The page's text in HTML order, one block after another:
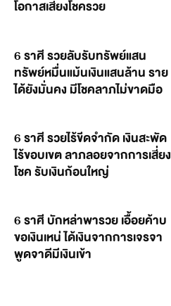
โอกาสเสี่ยงโชครวย
6 ราศี รวยลับรับทรัพย์แสน
ทรัพย์หมื่นแม้นเงินแสนล้าน ราย
ได้ยังมั่นคง มีโชคลาภไม่ขาดมือ
6 ราศี รวยไร้ขีดจำกัด เงินสะพัด
ไร้ขอบเขต ลาภลอยจากการเสี่ยง
โชค รับเงินก้อนใหญ่
6 ราศี บักหล่าพารวย เอื้อยค้าบ
ขอเงินเหน่ ได้เงินจากการเจรจา
พูดจาดีมีเงินเข้า